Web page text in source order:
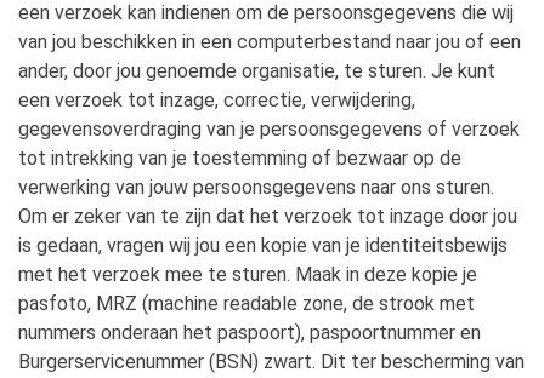
een verzoek kan indienen om de persoonsgegevens die wij
van jou beschikken in een computerbestand naar jou of een
ander, door jou genoemde organisatie, te sturen. Je kunt
een verzoek tot inzage, correctie, verwijdering,
gegevensoverdraging van je persoonsgegevens of verzoek
tot intrekking van je toestemming of bezwaar op de
verwerking van jouw persoonsgegevens naar ons sturen.
Om er zeker van te zijn dat het verzoek tot inzage door jou
is gedaan, vragen wij jou een kopie van je identiteitsbewijs
met het verzoek mee te sturen. Maak in deze kopie je
pasfoto, MRZ (machine readable zone, de strook met
nummers onderaan het paspoort), paspoortnummer en
Burgerservicenummer (BSN) zwart. Dit ter bescherming van